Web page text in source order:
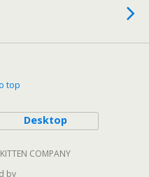
top
Desktop
COMPANY
by